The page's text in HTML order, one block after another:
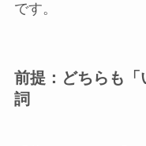
です。
前提：どちらも
詞